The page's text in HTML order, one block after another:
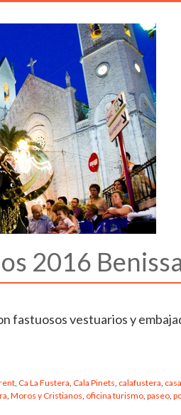
2016
fastuosos vestuarios y
, Ca La Fustera, Cala Pinets, calafustera,
, Moros y Cristianos, oficina turismo, paseo,